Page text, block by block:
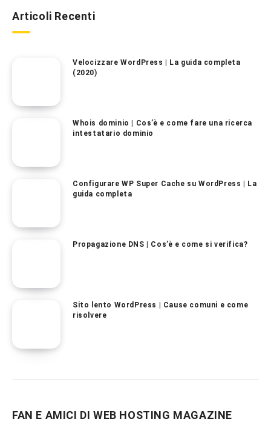
Articoli Recenti
Velocizzare WordPress | La guida completa
(2020)
Whois dominio | Cos’è e come fare una ricerca
intestatario dominio
Configurare WP Super Cache su WordPress | La
guida completa
Propagazione DNS | Cos’è e come si verifica?
Sito lento WordPress | Cause comuni e come
risolvere
FAN E AMICI DI WEB HOSTING MAGAZINE